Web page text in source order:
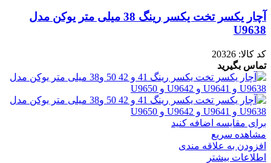
آچار یکسر تخت یکسر رینگ 38 میلی متر یوکن مدل
U9638
کد کالا: 20326
تماس بگیرید
برای مقایسه اضافه کنید
مشاهده سریع
افزودن به علاقه مندی
اطلاعات بیشتر